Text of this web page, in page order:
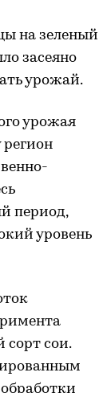
на зеленый
засеяно
урожай.
урожая
регион
период,
уровень
сорт сои.